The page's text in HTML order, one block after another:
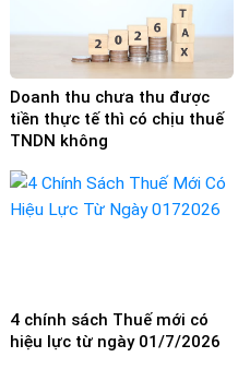
Doanh thu chưa thu được
tiền thực tế thì có chịu thuế
TNDN không
4 chính sách Thuế mới có
hiệu lực từ ngày 01/7/2026